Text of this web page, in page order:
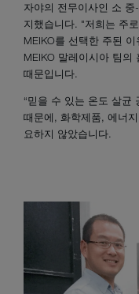
자야의 전무이사인 소 중
지했습니다. "저희는 주
MEIKO를 선택한 주된
MEIKO 말레이시아 팀의
때문입니다.
“믿을 수 있는 온도 살균
때문에, 화학제품, 에너
요하지 않았습니다.